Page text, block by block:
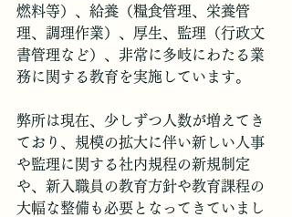
燃料等）、給養（糧食管理、栄養管
理、調理作業）、厚生、監理（行政文
書管理など）、非常に多岐にわたる業
務に関する教育を実施しています。
弊所は現在、少しずつ人数が増えてき
ており、規模の拡大に伴い新しい人事
や監理に関する社内規程の新規制定
や、新入職員の教育方針や教育課程の
大幅な整備も必要となってきていまし